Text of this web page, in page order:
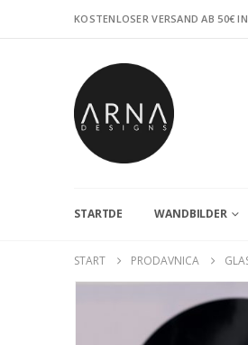
KOSTENLOSER VERSAND AB 50€
STARTDE WANDBILDER
START PRODAVNICA